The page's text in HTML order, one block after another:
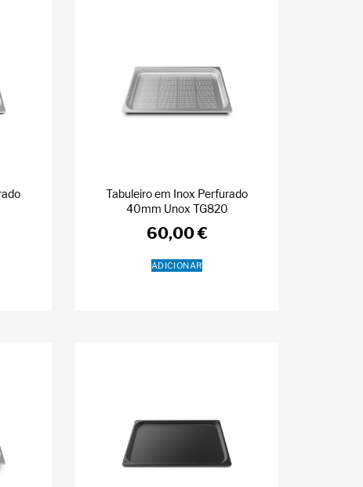
Tabuleiro em Inox Perfurado
40mm Unox TG820
60,00€
ADICIONAR